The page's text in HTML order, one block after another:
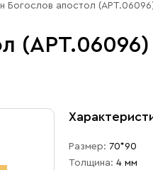
Богослов апостол
(АРТ.06096)
Размер: 70*90
Толщина: 4 мм